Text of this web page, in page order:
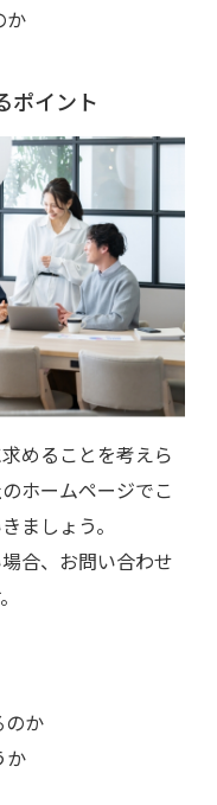
か
ポイント
めることを考えら
ホームページでこ
ましょう。
合、お問い合わせ
のか
か